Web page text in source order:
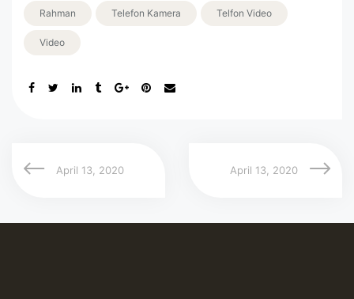
Rahman Telefon Kamera Telfon Video
Video
April 13, 2020 April 13, 2020